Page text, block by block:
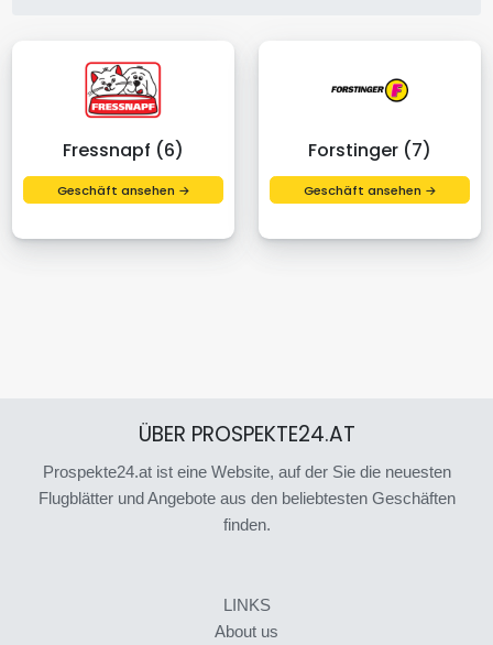
Fressnapf (6)
Geschäft ansehen →
Forstinger (7)
Geschäft ansehen →
ÜBER PROSPEKTE24.AT
Prospekte24.at ist eine Website, auf der Sie die neuesten
Flugblätter und Angebote aus den beliebtesten Geschäften
finden.
LINKS
About us